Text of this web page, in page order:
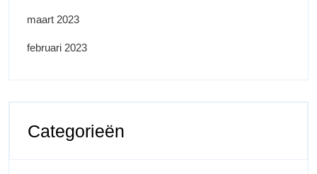
maart 2023
februari 2023
Categorieën